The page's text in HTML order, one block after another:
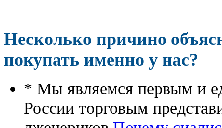
Несколько причино
покупать именно у нас?
* Мы являемся первым и
России торговым